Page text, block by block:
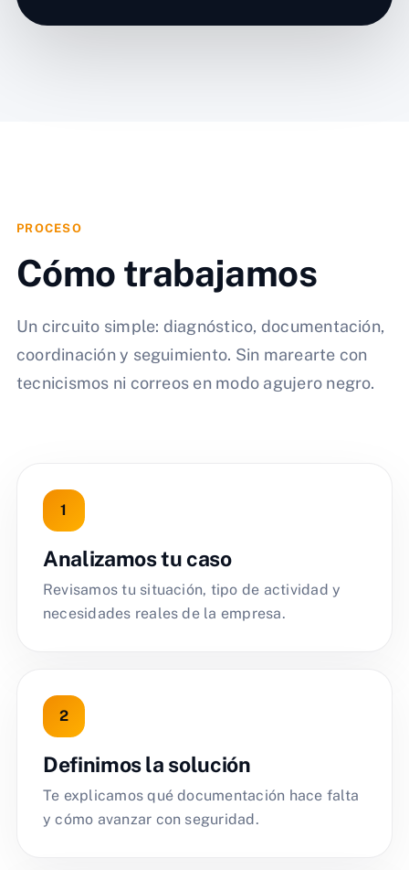
PROCESO
Cómo trabajamos
Un circuito simple: diagnóstico, documentación,
coordinación y seguimiento. Sin marearte con
tecnicismos ni correos en modo agujero negro.
Analizamos tu caso
Revisamos tu situación, tipo de actividad y
necesidades reales de la empresa.
Definimos la solución
Te explicamos qué documentación hace falta
y cómo avanzar con seguridad.